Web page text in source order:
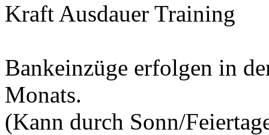
Kraft Ausdauer Training
Bankeinzüge erfolgen in
Monats.
(Kann durch Sonn/